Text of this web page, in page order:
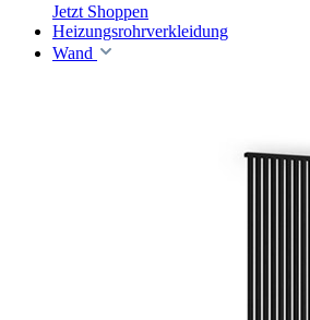
Jetzt Shoppen
Heizungsrohrverkleidung
Wand